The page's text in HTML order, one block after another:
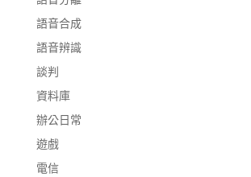
語音合成
語音辨識
談判
資料庫
辦公日常
遊戲
電信